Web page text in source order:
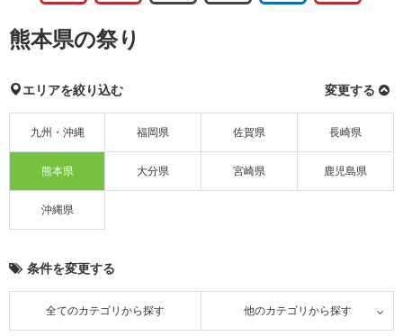
熊本県の祭り
エリアを絞り込む 変更する
九州・沖縄 福岡県 佐賀県 長崎県
熊本県 大分県 宮崎県 鹿児島県
沖縄県
条件を変更する
全てのカテゴリから探す 他のカテゴリから探す